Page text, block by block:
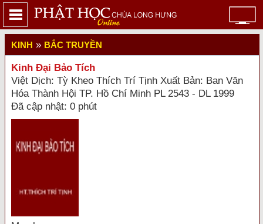
KINH » BẮC TRUYỀN
Kinh Đại Bảo Tích
Việt Dịch: Tỳ Kheo Thích Trí Tịnh Xuất Bản: Ban Văn
Hóa Thành Hội TP. Hồ Chí Minh PL 2543 - DL 1999
Đã cập nhật: 0 phút